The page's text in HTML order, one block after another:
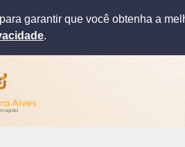
garantir que você obtenha a
.